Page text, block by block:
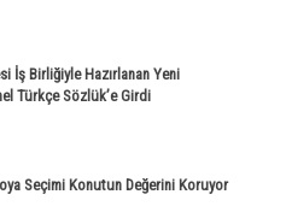
İş Birliğiyle Hazırlanan Yeni
Türkçe Sözlük’e Girdi
Seçimi Konutun Değerini Koruyor